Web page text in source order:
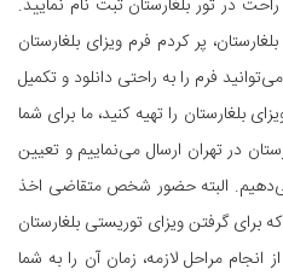
پر کردم فرم ویزای بلغارستان
فرم را به راحتی دانلود و تکمیل
بلغارستان را تهیه کنید، ما برای شما
در تهران ارسال می‌نماییم و تعیین
البته حضور شخص متقاضی اخذ
برای گرفتن ویزای توریستی بلغارستان
مراحل لازمه، زمان آن را به شما